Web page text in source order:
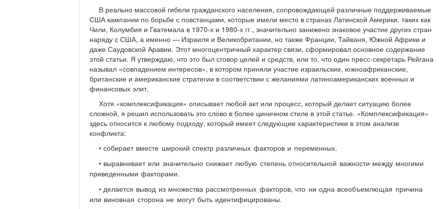
В реально массовой гибели гражданского населения, сопровождающей различные поддерживаемые
США кампании по борьбе с повстанцами, которые имели место в странах Латинской Америки, таких как
Чили, Колумбия и Гватемала в 1970-х и 1980-х гг., значительно занижено знаковое участие других стран
наряду с США, а именно — Израиля и Великобритании, но также Франции, Тайваня, Южной Африки и
даже Саудовской Аравии. Этот многоцентричный характер связи, сформировал основное содержание
этой статьи. Я утверждаю, что это был сговор целей и средств, или то, что один пресс-секретарь Рейгана
называл «совпадением интересов», в котором приняли участие израильские, южноафриканские,
британские и американские стратегии в соответствии с желаниями латиноамериканских военных и
финансовых элит.
Хотя «комплексификация» описывает любой акт или процесс, который делает ситуацию более
сложной, я решил использовать это слово в более циничном стиле в этой статье. «Комплексификация»
здесь относится к любому подходу, который имеет следующие характеристики в этом анализе
конфликта:
• собирает вместе широкий спектр различных факторов и переменных.
• выравнивает или значительно снижает любую степень относительной важности между многими
приведенными факторами.
• делается вывод из множества рассмотренных факторов, что ни одна всеобъемлющая причина
или виновная сторона не могут быть идентифицированы.